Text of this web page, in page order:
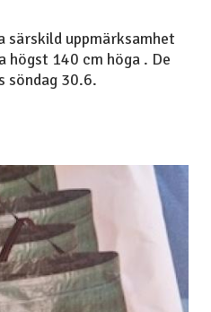
uppmärksamhet
högst 140 cm höga . De
söndag 30.6.